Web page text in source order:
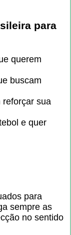
para
querem
buscam
reforçar sua
e quer
para
sempre as
no sentido